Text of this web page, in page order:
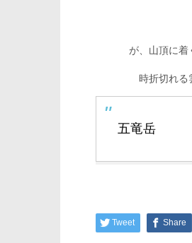
が、山頂に着
時折切れる
五竜岳
Tweet Share